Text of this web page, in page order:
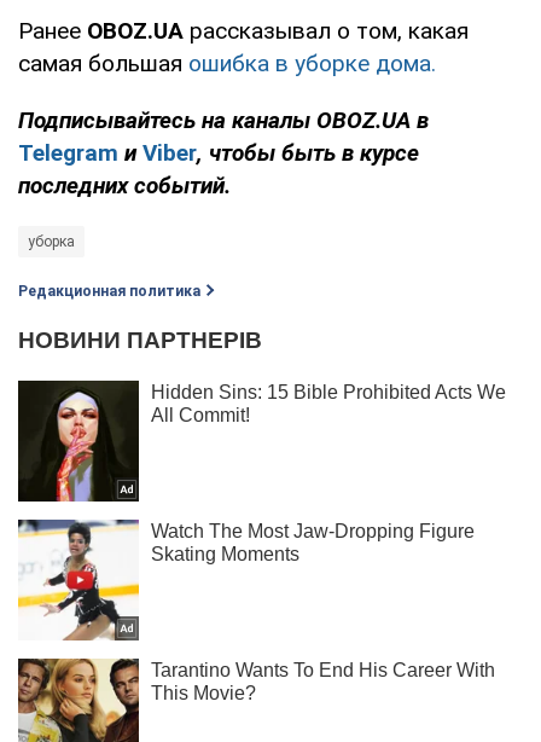
Ранее OBOZ.UA рассказывал о том, какая
самая большая ошибка в уборке дома.
Подписывайтесь на каналы OBOZ.UA в
Telegram иViber, чтобы быть в курсе
последних событий.
уборка
Редакционная политика